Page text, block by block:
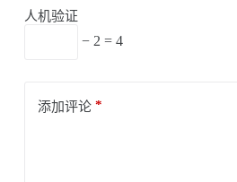
人机验证
− 2 = 4
添加评论*